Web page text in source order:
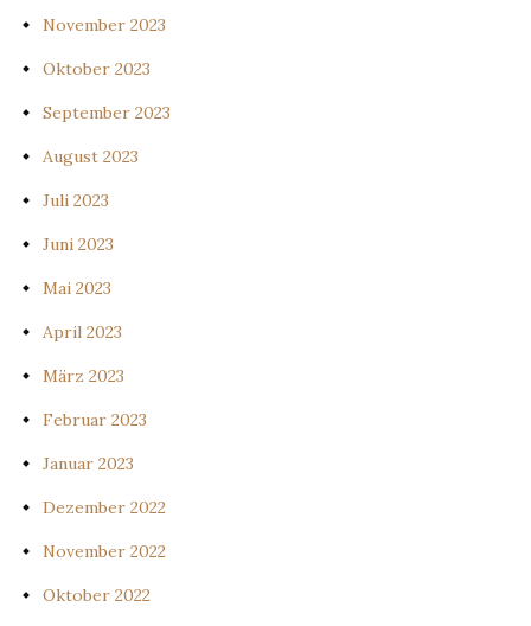
November 2023
Oktober 2023
September 2023
August 2023
Juli 2023
Juni 2023
Mai 2023
April 2023
März 2023
Februar 2023
Januar 2023
Dezember 2022
November 2022
Oktober 2022